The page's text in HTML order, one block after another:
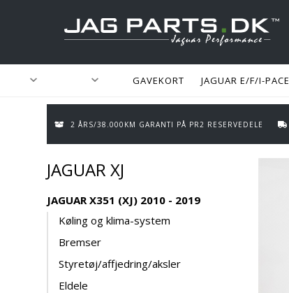
GAVEKORT JAGUAR E/F/I-PACE
2 ÅRS/38.000KM GARANTI PÅ PR2 RESERVEDELE
JAGUAR XJ
JAGUAR X351 (XJ) 2010 - 2019
Køling og klima-system
Bremser
Styretøj/affjedring/aksler
Eldele